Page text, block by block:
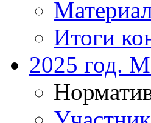
Итоги
2025 год.